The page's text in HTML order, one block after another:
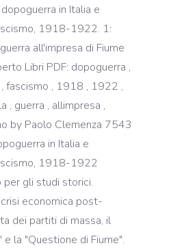
in Italia e
1918-1922. 1:
all'impresa di Fiume
Libri PDF: dopoguerra ,
fascismo , 1918 , 1922 ,
, guerra , allimpresa ,
by Paolo Clemenza 7543
in Italia e
1918-1922
gli studi storici.
economica post-
dei partiti di massa, il
e la "Questione di Fiume".